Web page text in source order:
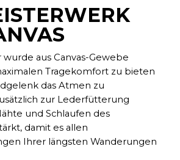
wurde aus Canvas-Gewebe
Tragekomfort zu bieten
das Atmen zu
zur Lederfütterung
und Schlaufen des
damit es allen
Ihrer längsten Wanderungen